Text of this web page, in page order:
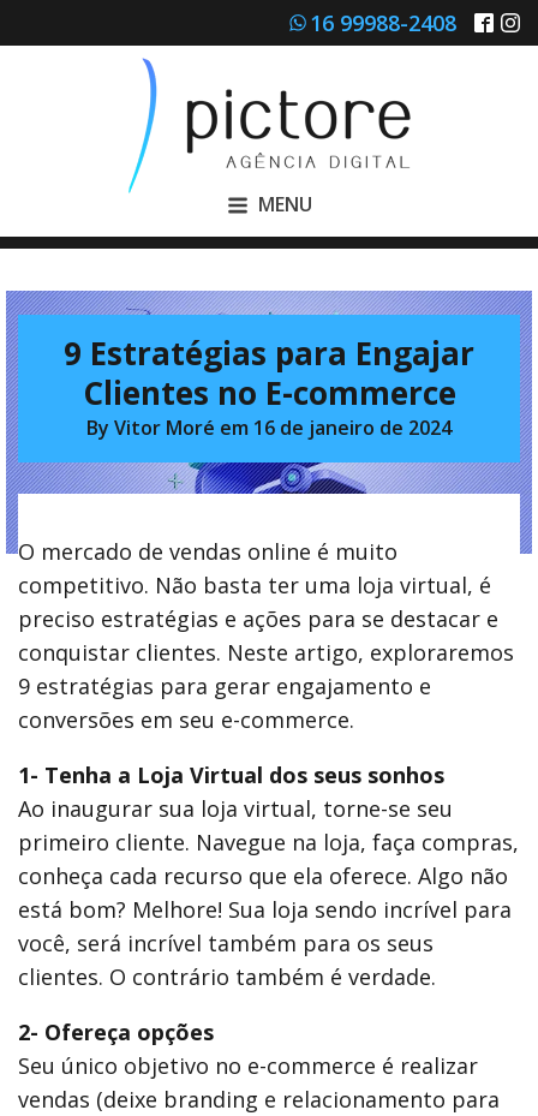
16 99988-2408
MENU
9 Estratégias para Engajar
Clientes no E-commerce
By Vitor Moré em 16 de janeiro de 2024
O mercado de vendas online é muito
competitivo. Não basta ter uma loja virtual, é
preciso estratégias e ações para se destacar e
conquistar clientes. Neste artigo, exploraremos
9 estratégias para gerar engajamento e
conversões em seu e-commerce.
1- Tenha a Loja Virtual dos seus sonhos
Ao inaugurar sua loja virtual, torne-se seu
primeiro cliente. Navegue na loja, faça compras,
conheça cada recurso que ela oferece. Algo não
está bom? Melhore! Sua loja sendo incrível para
você, será incrível também para os seus
clientes. O contrário também é verdade.
2- Ofereça opções
Seu único objetivo no e-commerce é realizar
vendas (deixe branding e relacionamento para